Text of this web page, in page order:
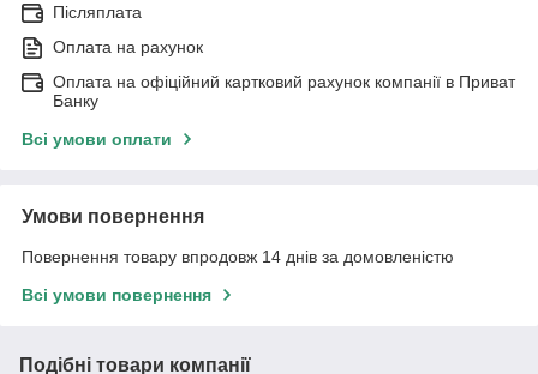
Післяплата
Оплата на рахунок
Оплата на офіційний картковий рахунок компанії в Приват
Банку
Всі умови оплати
Умови повернення
Повернення товару впродовж 14 днів за домовленістю
Всі умови повернення
Подібні товари компанії